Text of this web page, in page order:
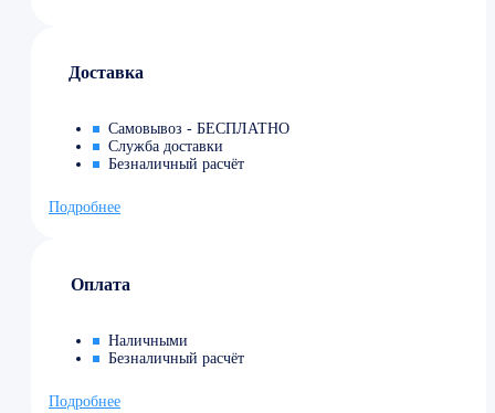
Доставка
Самовывоз - БЕСПЛАТНО
Служба доставки
Безналичный расчёт
Подробнее
Оплата
Наличными
Безналичный расчёт
Подробнее